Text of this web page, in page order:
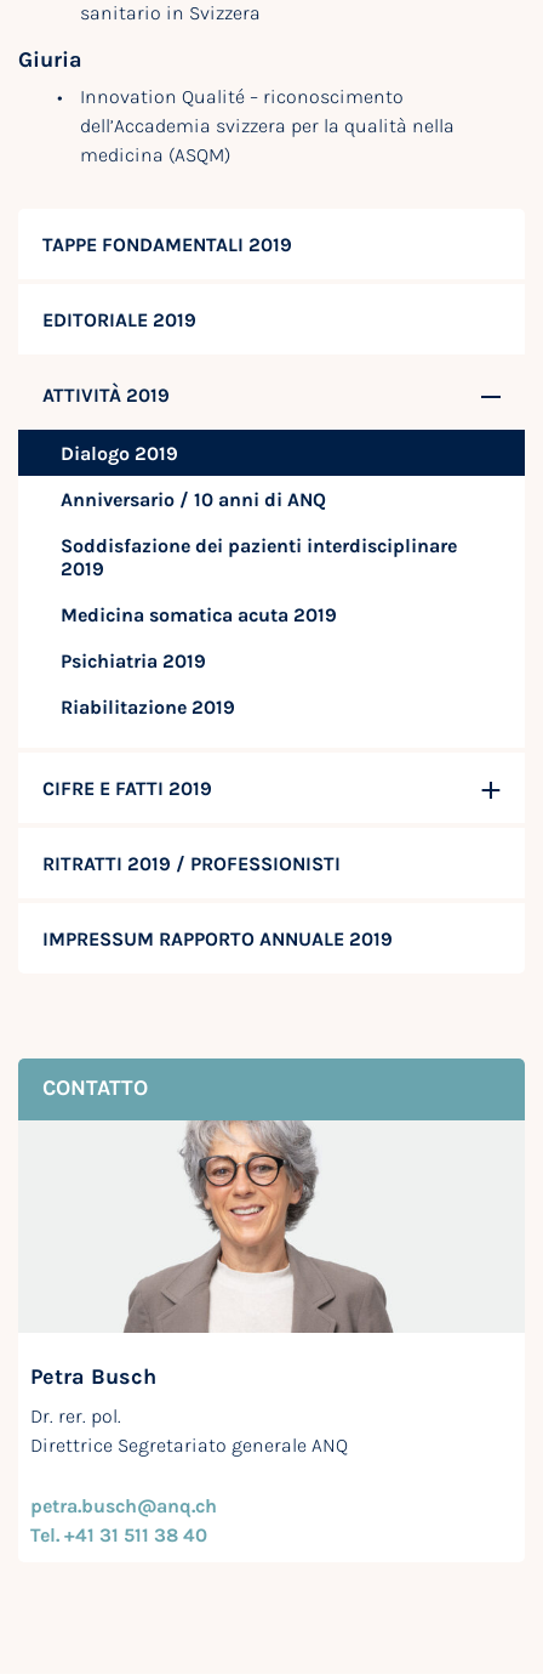
TAPPE FONDAMENTALI 2019
EDITORIALE 2019
ATTIVITÀ 2019
Dialogo 2019
Anniversario / 10 anni di ANQ
Soddisfazione dei pazienti interdisciplinare
2019
Medicina somatica acuta 2019
Psichiatria 2019
Riabilitazione 2019
CIFRE E FATTI 2019
RITRATTI 2019 / PROFESSIONISTI
IMPRESSUM RAPPORTO ANNUALE 2019
CONTATTO
Petra Busch
Dr. rer. pol.
Direttrice Segretariato generale ANQ
petra.busch@anq.ch
Tel. +41 31 511 38 40
sanitario in Svizzera
Giuria
Innovation Qualité – riconoscimento
dell’Accademia svizzera per la qualità nella
medicina (ASQM)